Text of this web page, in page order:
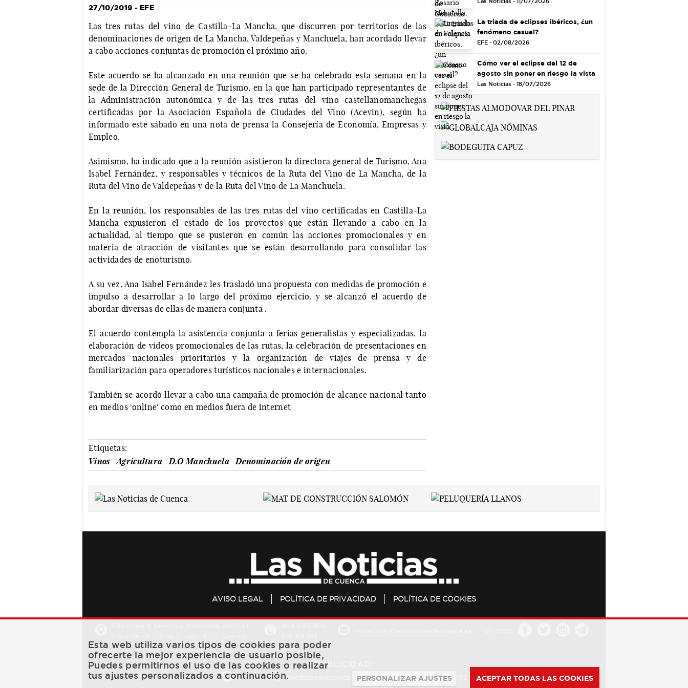
27/10/2019 - EFE
Las tres rutas del vino de Castilla-La Mancha, que discurren por territorios de las
denominaciones de origen de La Mancha, Valdepeñas y Manchuela, han acordado llevar
a cabo acciones conjuntas de promoción el próximo año.
Este acuerdo se ha alcanzado en una reunión que se ha celebrado esta semana en la
sede de la Dirección General de Turismo, en la que han participado representantes de
la Administración autonómica y de las tres rutas del vino castellanomanchegas
certificadas por la Asociación Española de Ciudades del Vino (Acevin), según ha
informado este sábado en una nota de prensa la Consejería de Economía, Empresas y
Empleo.
Asimismo, ha indicado que a la reunión asistieron la directora general de Turismo, Ana
Isabel Fernández, y responsables y técnicos de la Ruta del Vino de La Mancha, de la
Ruta del Vino de Valdepeñas y de la Ruta del Vino de La Manchuela.
En la reunión, los responsables de las tres rutas del vino certificadas en Castilla-La
Mancha expusieron el estado de los proyectos que están llevando a cabo en la
actualidad, al tiempo que se pusieron en común las acciones promocionales y en
materia de atracción de visitantes que se están desarrollando para consolidar las
actividades de enoturismo.
A su vez, Ana Isabel Fernández les trasladó una propuesta con medidas de promoción e
impulso a desarrollar a lo largo del próximo ejercicio, y se alcanzó el acuerdo de
abordar diversas de ellas de manera conjunta .
El acuerdo contempla la asistencia conjunta a ferias generalistas y especializadas, la
elaboración de vídeos promocionales de las rutas, la celebración de presentaciones en
mercados nacionales prioritarios y la organización de viajes de prensa y de
familiarización para operadores turísticos nacionales e internacionales.
También se acordó llevar a cabo una campaña de promoción de alcance nacional tanto
en medios 'online' como en medios fuera de internet
Etiquetas:
Vinos
Agricultura D.O Manchuela Denominación de origen
La triada de eclipses ibéricos, ¿un
fenómeno casual?
EFE - 02/08/2026
Cómo ver el eclipse del 12 de
agosto sin poner en riesgo la vista
Las Noticias - 18/07/2026
AVISO LEGAL POLÍTICA DE PRIVACIDAD POLÍTICA DE COOKIES
PUBLICIDAD:
publicidad@lasnoticiasdecuenca.es 684 126 573 / 670 726 392
Esta web utiliza varios tipos de cookies para poder
ofrecerte la mejor experiencia de usuario posible,
Puedes permitirnos el uso de las cookies o realizar
tus ajustes personalizados a continuación.
PERSONALIZAR AJUSTES ACEPTAR TODAS LAS COOKIES